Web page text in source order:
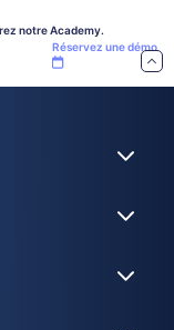
notre Academy.
Réservez une démo